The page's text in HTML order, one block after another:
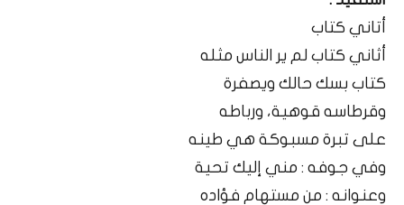
أتاني كتاب
أثاني كتاب لم ير الناس مثله
كتاب بسك حالك ويصفرة
وقرطاسه قوهية، ورباطه
على تبرة مسبوكة هي طينه
وفي جوفه : مني إليك تحية
وعنوانه : من مستهام فؤاده